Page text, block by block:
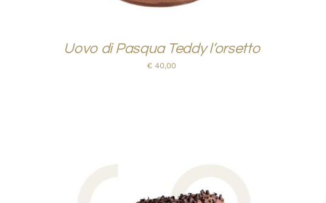
Uovo di Pasqua Teddy l’orsetto
€ 40,00